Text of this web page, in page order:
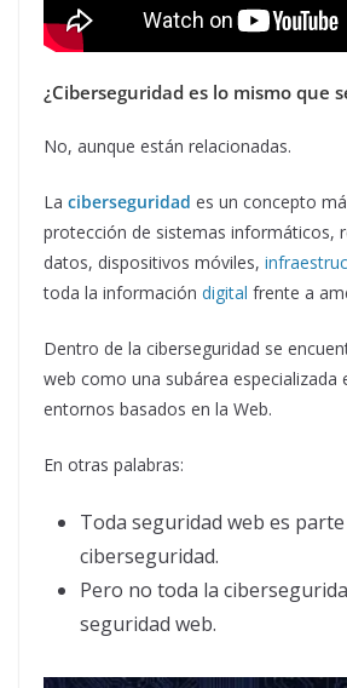
¿Ciberseguridad es lo mismo que
No, aunque están relacionadas.
La ciberseguridad es un concepto
protección de sistemas informáticos,
datos, dispositivos móviles,
toda la información digital frente a
Dentro de la ciberseguridad se
web como una subárea especializada
entornos basados en la Web.
En otras palabras:
Toda seguridad web es parte
ciberseguridad.
Pero no toda la
seguridad web.